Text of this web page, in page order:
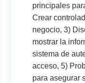
principales
Crear
negocio, 3)
mostrar la
sistema de
acceso, 5)
para asegurar